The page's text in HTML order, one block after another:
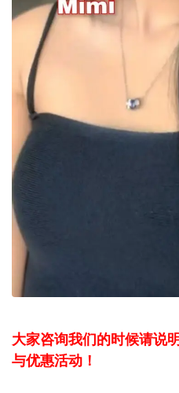
大家咨询我们的时候请说
与优惠活动！